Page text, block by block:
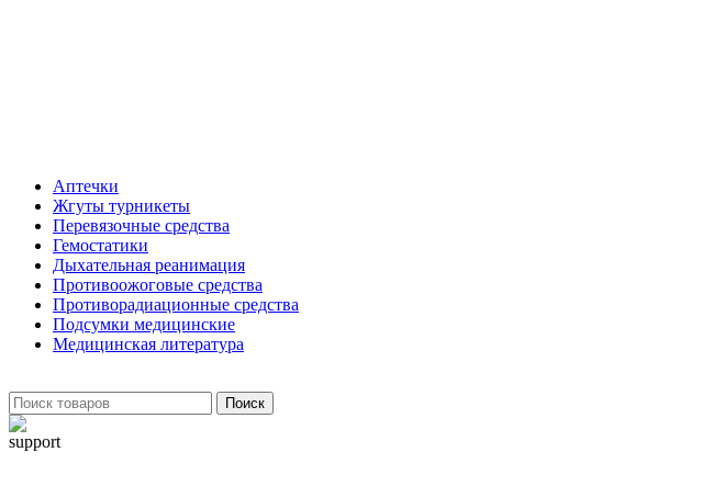
Аптечки
Жгуты турникеты
Перевязочные средства
Гемостатики
Дыхательная реанимация
Противоожоговые средства
Противорадиационные средства
Подсумки медицинские
Медицинская литература
Поиск